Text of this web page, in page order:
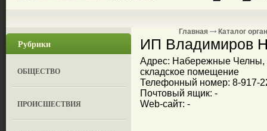
Рубрики
ОБЩЕСТВО
ПРОИСШЕСТВИЯ
Главная Каталог
ИП Владимиров
Адрес: Набережные Челны,
складское помещение
Телефонный номер: 8-917-
Почтовый ящик: -
Web-сайт: -